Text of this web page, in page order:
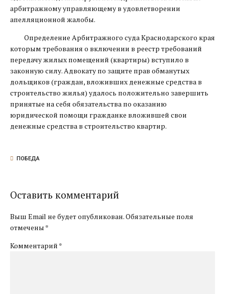
арбитражному управляющему в удовлетворении
апелляционной жалобы.
Определение Арбитражного суда Краснодарского края
которым требования о включении в реестр требований
передачу жилых помещений (квартиры) вступило в
законную силу. Адвокату по защите прав обманутых
дольщиков (граждан, вложивших денежные средства в
строительство жилья) удалось положительно завершить
принятые на себя обязательства по оказанию
юридической помощи гражданке вложившей свои
денежные средства в строительство квартир.
ПОБЕДА
Оставить комментарий
Выш Email не будет опубликован. Обязательные поля
отмечены *
Комментарий *